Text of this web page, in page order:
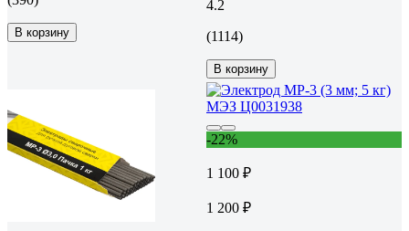
В корзину
4.2
(1114)
В корзину
-22%
1 100 ₽
1 200 ₽